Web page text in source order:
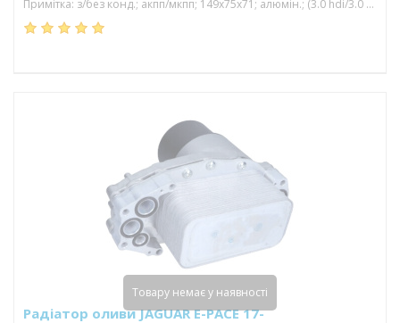
Примітка: з/без конд.; акпп/мкпп; 149x75x71; алюмін.; (3.0 hdi/3.0 d/3.0 td/3.0 hybrid)
Радіатор оливи JAGUAR E-PACE 17-
Товару немає у наявності